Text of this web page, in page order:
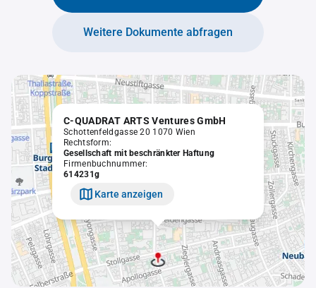
Weitere Dokumente abfragen
C-QUADRAT ARTS Ventures GmbH
Schottenfeldgasse 20 1070 Wien
Rechtsform:
Gesellschaft mit beschränkter Haftung
Firmenbuchnummer:
614231g
Karte anzeigen